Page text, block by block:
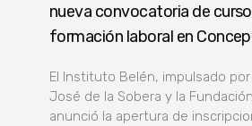
nueva convocatoria de
formación laboral en
El Instituto Belén, impulsado
José de la Sobera y la
anunció la apertura de